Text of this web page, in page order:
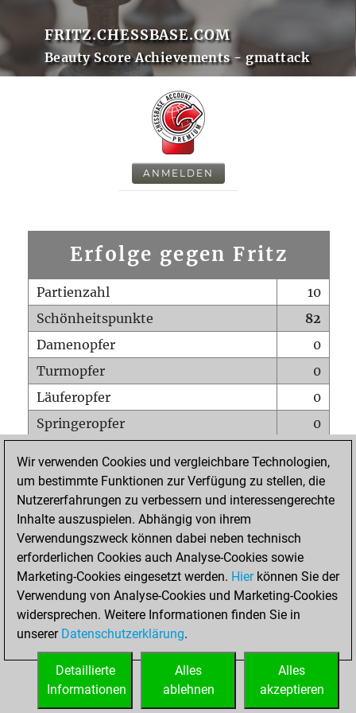
FRITZ.CHESSBASE.COM
Beauty Score Achievements - gmattack
ANMELDEN
Erfolge gegen Fritz
Partienzahl
10
Schönheitspunkte
82
Damenopfer
0
Turmopfer
0
Läuferopfer
0
Springeropfer
0
Matt auf vollem Brett
0
Bauer setzt Matt
0
Erstickte Matts
Unterverwandlungen
Türme auf der siebten
0
STARTSEITE
Wir verwenden Cookies und vergleichbare Technologien,
um bestimmte Funktionen zur Verfügung zu stellen, die
Nutzererfahrungen zu verbessern und interessengerechte
Inhalte auszuspielen. Abhängig von ihrem
Verwendungszweck können dabei neben technisch
erforderlichen Cookies auch Analyse-Cookies sowie
Marketing-Cookies eingesetzt werden. Hierkönnen Sie der
Verwendung von Analyse-Cookies und Marketing-Cookies
widersprechen. Weitere Informationen finden Sie in
unserer Datenschutzerklärung.
Alles
akzeptieren
Alles
ablehnen
Detaillierte
Informationen